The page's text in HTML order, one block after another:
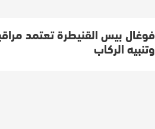
فوغال بيس القنيطرة تعتمد
وتنبيه الركاب